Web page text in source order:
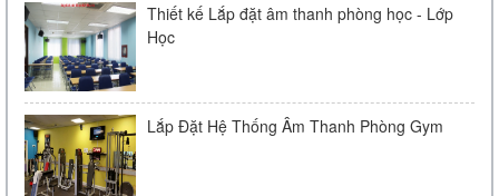
Thiết kế Lắp đặt âm thanh phòng học - Lớp
Học
Lắp Đặt Hệ Thống Âm Thanh Phòng Gym